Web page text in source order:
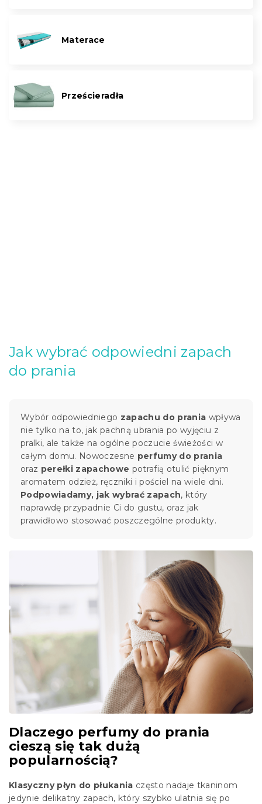
Materace
Prześcieradła
Jak wybrać odpowiedni zapach
do prania
Wybór odpowiedniego zapachu do prania wpływa
nie tylko na to, jak pachną ubrania po wyjęciu z
pralki, ale także na ogólne poczucie świeżości w
całym domu. Nowoczesne perfumy do prania
oraz perełki zapachowe potrafią otulić pięknym
aromatem odzież, ręczniki i pościel na wiele dni.
Podpowiadamy, jak wybrać zapach, który
naprawdę przypadnie Ci do gustu, oraz jak
prawidłowo stosować poszczególne produkty.
Dlaczego perfumy do prania
cieszą się tak dużą
popularnością?
Klasyczny płyn do płukania często nadaje tkaninom
jedynie delikatny zapach, który szybko ulatnia się po